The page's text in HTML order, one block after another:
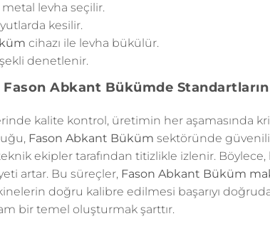
levha seçilir.
kesilir.
cihazı ile levha bükülür.
denetlenir.
Abkant Bükümde
kalite kontrol, üretimin her aşamasında
Fason Abkant Büküm sektöründe
ekipler tarafından titizlikle izlenir. Böylece,
artar. Bu süreçler, Fason Abkant Büküm
doğru kalibre edilmesi başarıyı
bir temel oluşturmak şarttır.